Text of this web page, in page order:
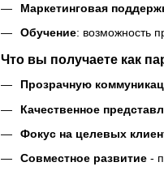
Маркетинговая
Обучение: возможность
Что вы получаете как
Прозрачную
Качественное
Фокус на целевых
Совместное развитие -